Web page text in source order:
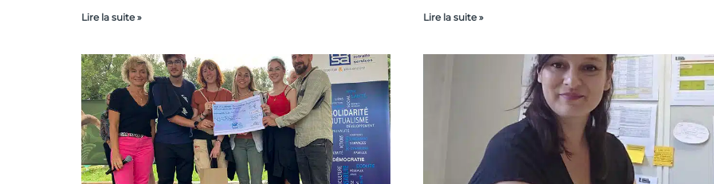
Lire la suite » Lire la suite »